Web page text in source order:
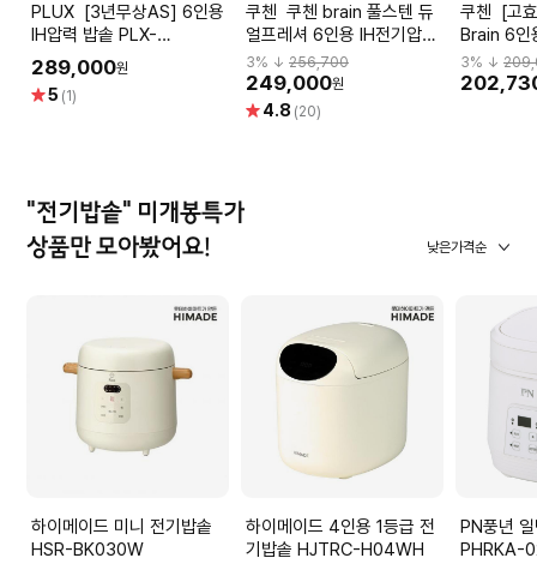
PLUX [3년무상AS] 6인용
IH압력 밥솥 PLX-
IRC0625CKBK
289,000원
별5 (1)
쿠첸 쿠첸 brain 풀스텐 듀
얼프레셔 6인용 IH전기압력
밥솥 CRH-TWS0610W
(화이트)
3% ↓256,700
249,000원
별 4.8 (20)
쿠첸 [고효율가전] 쿠첸
Brain 6인
솥 CRH-
3% ↓
"전기밥솥" 미개봉특가
상품만 모아봤어요!
낮은가격순
하이메이드 미니 전기밥솥
HSR-BK030W
하이메이드 4인용 1등급 전
기밥솥 HJTRC-H04WH
PN풍년
PHRKA-